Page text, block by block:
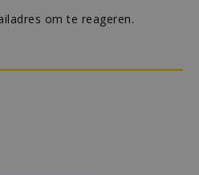
om te reageren.